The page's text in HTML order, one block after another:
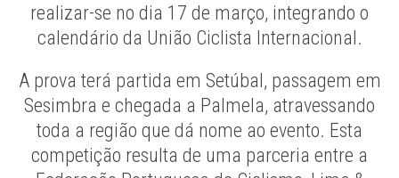
realizar-se no dia 17 de março, integrando o
calendário da União Ciclista Internacional.
A prova terá partida em Setúbal, passagem em
Sesimbra e chegada a Palmela, atravessando
toda a região que dá nome ao evento. Esta
competição resulta de uma parceria entre a